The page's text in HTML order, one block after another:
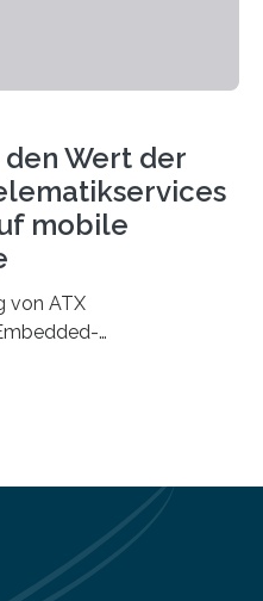
Wert der
mobile
von ATX
wird genau…